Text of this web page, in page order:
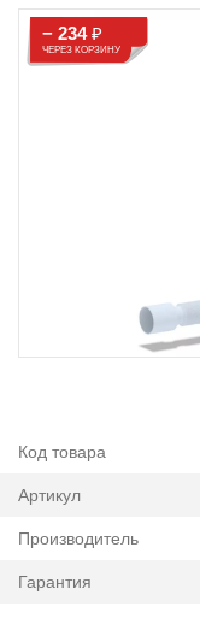
− 234₽
ЧЕРЕЗ КОРЗИНУ
Код товара
Артикул
Производитель
Гарантия